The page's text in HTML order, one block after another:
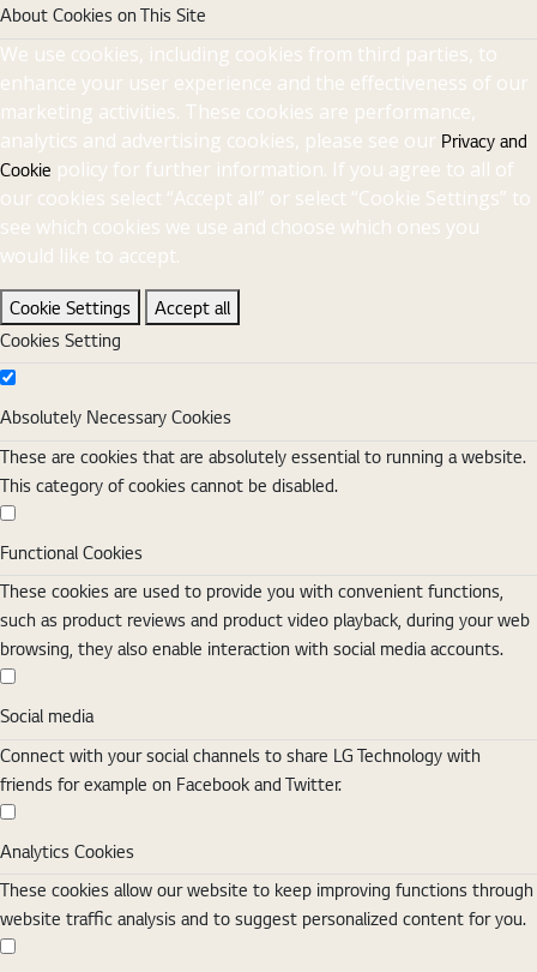
About Cookies on This Site
We use cookies, including cookies from third parties, to
enhance your user experience and the effectiveness of our
marketing activities. These cookies are performance,
analytics and advertising cookies, please see our Privacy and
Cookie policy for further information. If you agree to all of
our cookies select “Accept all” or select “Cookie Settings” to
see which cookies we use and choose which ones you
would like to accept.
Cookie Settings
Accept all
Cookies Setting
Absolutely Necessary Cookies
Absolutely Necessary Cookies
These are cookies that are absolutely essential to running a website.
This category of cookies cannot be disabled.
Functional Cookies
Functional Cookies
These cookies are used to provide you with convenient functions,
such as product reviews and product video playback, during your web
browsing, they also enable interaction with social media accounts.
Social media
Social media
Connect with your social channels to share LG Technology with
friends for example on Facebook and Twitter.
Analytics Cookies
Analytics Cookies
These cookies allow our website to keep improving functions through
website traffic analysis and to suggest personalized content for you.
Advertising Cookies